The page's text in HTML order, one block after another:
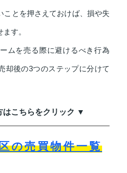
ことを押さえておけば、損や失
す。
ムを売る際に避けるべき行為
却後の3つのステップに分けて
こちらをクリック ▼
の売買物件一覧